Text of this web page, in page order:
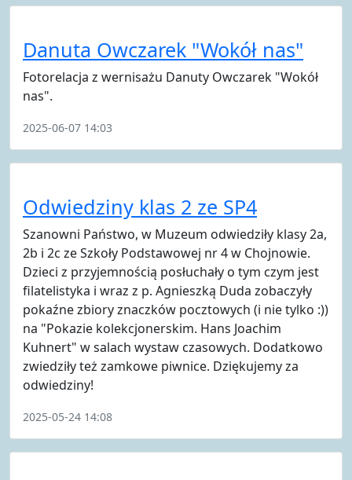
Danuta Owczarek "Wokół nas"
Fotorelacja z wernisażu Danuty Owczarek "Wokół
nas".
2025-06-07 14:03
Odwiedziny klas 2 ze SP4
Szanowni Państwo, w Muzeum odwiedziły klasy 2a,
2b i 2c ze Szkoły Podstawowej nr 4 w Chojnowie.
Dzieci z przyjemnością posłuchały o tym czym jest
filatelistyka i wraz z p. Agnieszką Duda zobaczyły
pokaźne zbiory znaczków pocztowych (i nie tylko :))
na "Pokazie kolekcjonerskim. Hans Joachim
Kuhnert" w salach wystaw czasowych. Dodatkowo
zwiedziły też zamkowe piwnice. Dziękujemy za
odwiedziny!
2025-05-24 14:08